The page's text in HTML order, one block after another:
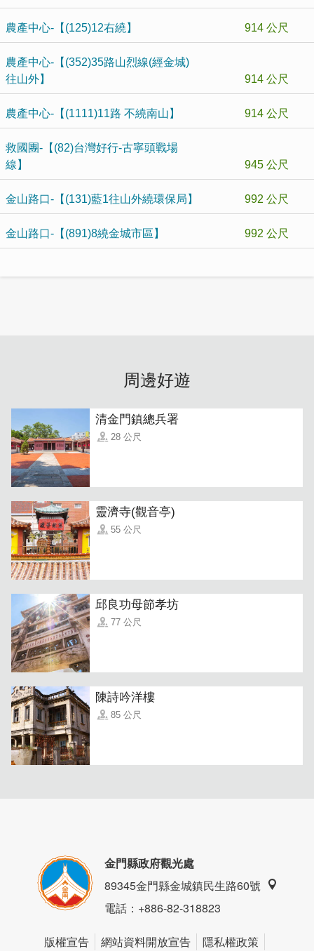
農產中心-【(125)12右繞】 914 公尺
農產中心-【(352)35路山烈線(經金城)
往山外】
914 公尺
農產中心-【(1111)11路 不繞南山】 914 公尺
救國團-【(82)台灣好行-古寧頭戰場
線】
945 公尺
金山路口-【(131)藍1往山外繞環保局】 992 公尺
金山路口-【(891)8繞金城市區】 992 公尺
周邊好遊
清金門鎮總兵署
28 公尺
靈濟寺(觀音亭)
55 公尺
邱良功母節孝坊
77 公尺
陳詩吟洋樓
85 公尺
金門縣政府觀光處
89345金門縣金城鎮民生路60號
電話：+886-82-318823
版權宣告 網站資料開放宣告 隱私權政策